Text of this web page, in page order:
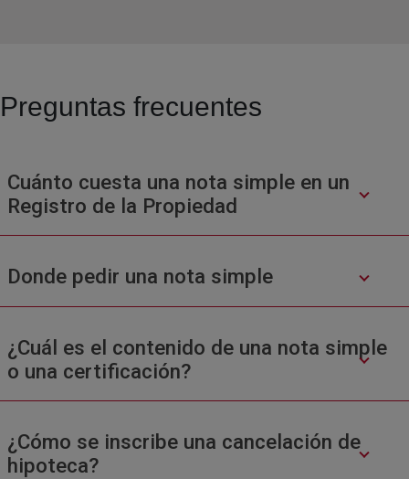
Preguntas frecuentes
Cuánto cuesta una nota simple en un
Registro de la Propiedad
Donde pedir una nota simple
¿Cuál es el contenido de una nota simple
o una certificación?
¿Cómo se inscribe una cancelación de
hipoteca?